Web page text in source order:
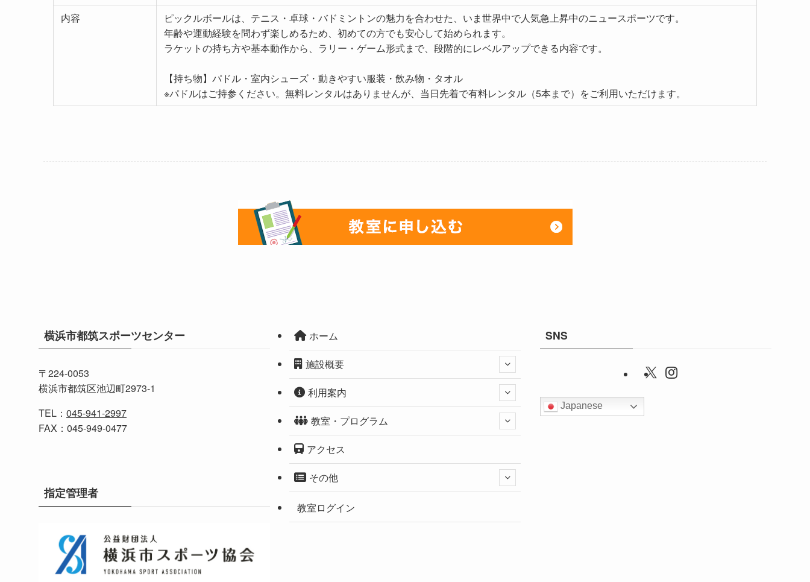
内容
ピックルボールは、テニス・卓球・バドミントンの魅力を合わせた、いま世界中で人気急上昇中のニュースポーツです。
年齢や運動経験を問わず楽しめるため、初めての方でも安心して始められます。
ラケットの持ち方や基本動作から、ラリー・ゲーム形式まで、段階的にレベルアップできる内容です。
【持ち物】パドル・室内シューズ・動きやすい服装・飲み物・タオル
※パドルはご持参ください。無料レンタルはありませんが、当日先着で有料レンタル（5本まで）をご利用いただけます。
横浜市都筑スポーツセンター
〒224-0053
横浜市都筑区池辺町2973-1
TEL： 045-941-2997
FAX：045-949-0477
指定管理者
ホーム
施設概要
利用案内
教室・プログラム
アクセス
その他
教室ログイン
SNS
Japanese